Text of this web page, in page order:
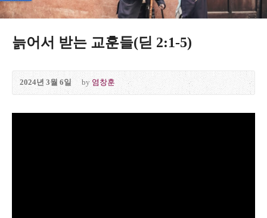
늙어서 받는 교훈들(딛 2:1-5)
2024년 3월 6일 by 염창훈